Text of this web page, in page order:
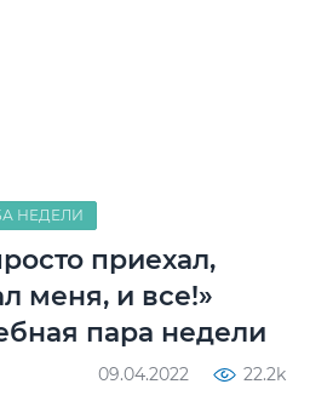
НЕДЕЛИ
приехал,
меня, и все!»
пара недели
09.04.2022 22.2k